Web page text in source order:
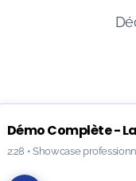
Démo Complète -
2:28 •Showcase